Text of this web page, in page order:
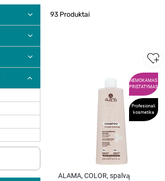
93 Produktai
NEMOKAMAS
PRISTATYMAS
Profesionali
kosmetika
ALAMA, COLOR, spalvą